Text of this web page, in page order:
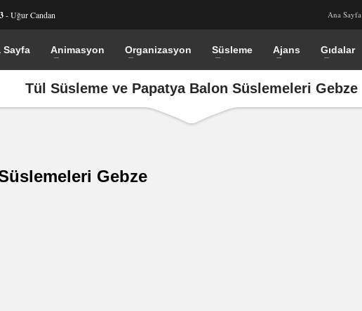
- Uğur Candan Ana Sayfa
Sayfa Animasyon Organizasyon Süsleme Ajans Gıdalar
Tül Süsleme ve Papatya Balon Süslemeleri Gebze
Gebze